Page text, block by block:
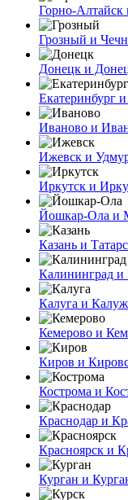
Горно-Алтайск
Грозный и
Донецк и
Екатеринбург
Иваново и
Ижевск и
Иркутск и
Йошкар-Ола и
Казань и
Калининград и
Калуга и
Кемерово и
Киров и
Кострома и
Краснодар и
Красноярск и
Курган и